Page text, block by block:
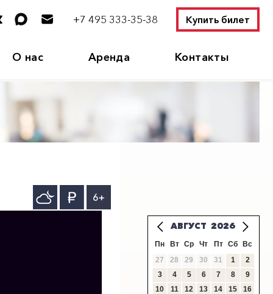
+7 495 333-35-38 Купить билет
О нас Аренда Контакты
6+
АВГУСТ 2026
Пн Вт Ср Чт Пт Сб
Вс
27
28 29 30 31 1
2
3
4 5 6 7 8
9
10
11 12 13 14 15
16